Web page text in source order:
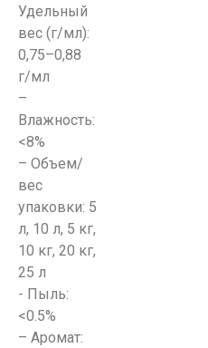
Удельный
вес (г/мл):
0,75–0,88
г/мл
–
Влажность:
<8%
– Объем/
вес
упаковки: 5
л, 10 л, 5 кг,
10 кг, 20 кг,
25 л
- Пыль:
<0.5%
– Аромат: